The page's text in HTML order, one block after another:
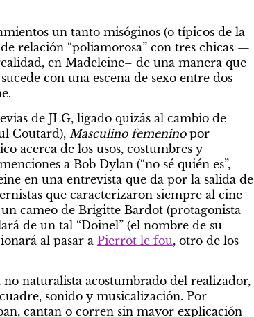
un tanto misóginos (o típicos de la
relación “poliamorosa” con tres chicas —
en Madeleine– de una manera que
con una escena de sexo entre dos
de JLG, ligado quizás al cambio de
Coutard), Masculino femenino por
acerca de los usos, costumbres y
a Bob Dylan (“no sé quién es”,
en una entrevista que da por la salida de
que caracterizaron siempre al cine
cameo de Brigitte Bardot (protagonista
de un tal “Doinel” (el nombre de su
al pasar a Pierrot le fou, otro de los
naturalista acostumbrado del realizador,
sonido y musicalización. Por
cantan o corren sin mayor explicación